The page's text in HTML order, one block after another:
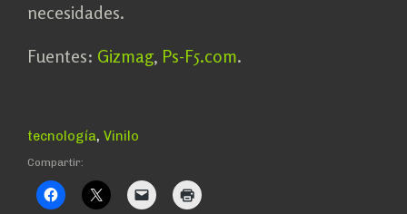
necesidades.
Fuentes: Gizmag, Ps-F5.com.
tecnología, Vinilo
Compartir: